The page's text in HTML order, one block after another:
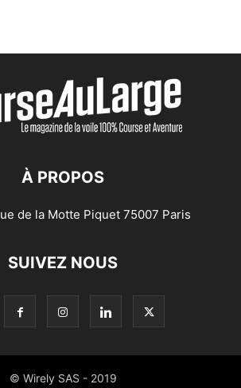
À PROPOS
de la Motte Piquet 75007 Paris
SUIVEZ NOUS
© Wirely SAS - 2019